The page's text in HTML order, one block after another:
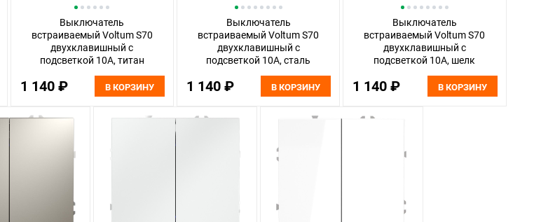
Выключатель
встраиваемый Voltum S70
двухклавишный с
подсветкой 10А, титан
VLS020206
1 140 ₽ В КОРЗИНУ
Выключатель
встраиваемый Voltum S70
двухклавишный с
подсветкой 10А, сталь
VLS020205
1 140 ₽ В КОРЗИНУ
Выключатель
встраиваемый Voltum S70
двухклавишный с
подсветкой 10А, шелк
VLS020204
1 140 ₽ В КОРЗИНУ